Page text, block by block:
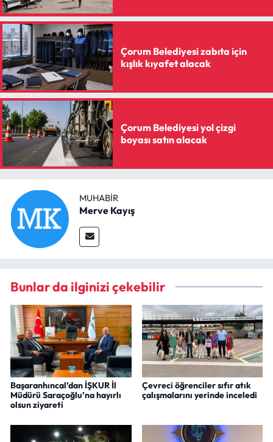
Çorum Belediyesi zabıta için
kışlık kıyafet alacak
Çorum Belediyesi yol çizgi
boyası satın alacak
MUHABIR
Merve Kayış
Bunlar da ilginizi çekebilir
Başaranhıncal’dan İŞKUR İl
Müdürü Saraçoğlu’na hayırlı
olsun ziyareti
Çevreci öğrenciler sıfır atık
çalışmalarını yerinde inceledi
Uğurludağ Haberleri
Yaşam
Yayla Haber
Yemek Tarifleri
Yerel Haberler